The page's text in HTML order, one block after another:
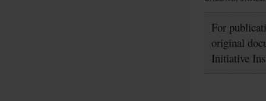
For
original
Initiative